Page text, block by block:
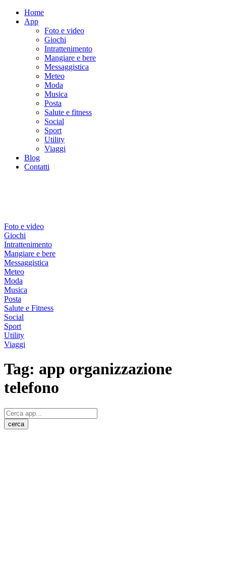
Home
App
Foto e video
Giochi
Intrattenimento
Mangiare e bere
Messaggistica
Meteo
Moda
Musica
Posta
Salute e fitness
Social
Sport
Utility
Viaggi
Blog
Contatti
Foto e video
Giochi
Intrattenimento
Mangiare e bere
Messaggistica
Meteo
Moda
Musica
Posta
Salute e Fitness
Social
Sport
Utility
Viaggi
Tag: app organizzazione
telefono